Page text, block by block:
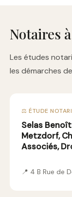
Notaires
Les études
les démarches
⚖️ ÉTUDE
Selas
Metzdorf,
Associés,
📍 4 B Rue de